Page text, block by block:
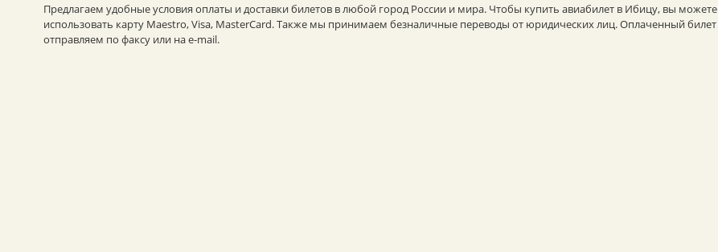
Предлагаем удобные условия оплаты и доставки билетов в любой город России и мира. Чтобы купить авиабилет в Ибицу, вы можете
использовать карту Maestro, Visa, MasterCard. Также мы принимаем безналичные переводы от юридических лиц. Оплаченный билет
отправляем по факсу или на e-mail.